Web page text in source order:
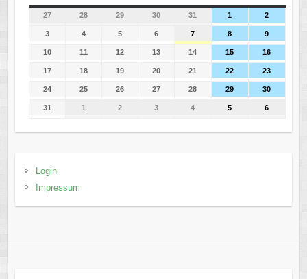
27 28 29 30 31 1 2
3 4 5 6 7 8 9
10 11 12 13 14 15 16
17 18 19 20 21 22 23
24 25 26 27 28 29 30
31 1 2 3 4 5 6
Login
Impressum